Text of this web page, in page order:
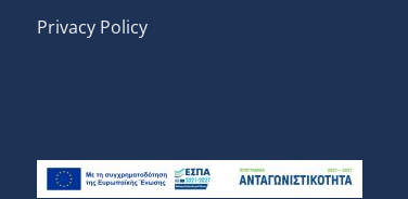
Privacy Policy